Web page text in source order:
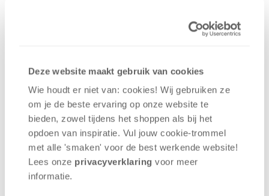
Deze website maakt gebruik van cookies
Wie houdt er niet van: cookies! Wij gebruiken ze
om je de beste ervaring op onze website te
bieden, zowel tijdens het shoppen als bij het
opdoen van inspiratie. Vul jouw cookie-trommel
met alle 'smaken' voor de best werkende website​!
Lees onze privacyverklaring voor meer
informatie.
Knip, knip, boem! In het coöperatieve spel Bomb
Busters werken jij en je medespelers samen om
bommen onschadelijk te maken. Aan de hand van
talloze missies moeten jullie zien te achterhalen
welke speler de gevaarlijke rode draad voor zich
heeft liggen. Kijk goed naar de beschikbare
informatie en knip samen met een andere speler
de juiste draad door, want als jullie de rode draad